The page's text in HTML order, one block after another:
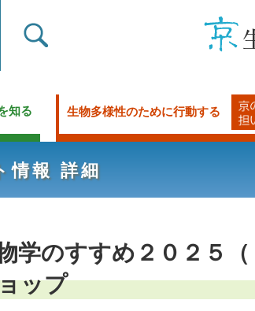
知る 生物多様性のために行動する
情報 詳細
学のすすめ２０２５
ップ